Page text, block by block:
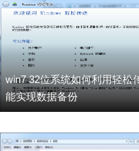
win7 32位系统如何利用轻松
能实现数据备份